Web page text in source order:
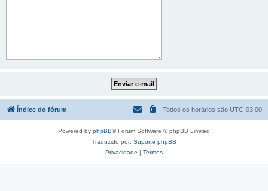
Índice do fórum Todos os horários são UTC-03:00
Powered by phpBB® Forum Software © phpBB Limited
Traduzido por: Suporte phpBB
Privacidade | Termos